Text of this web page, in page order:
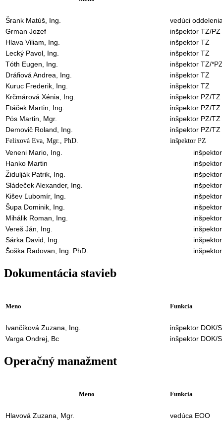
Šrank Matúš, Ing. vedúci
Grman Jozef
inšpektor TZ/PZ
Hlava Viliam, Ing.
inšpektor TZ
Lecký Pavol, Ing.
inšpektor TZ
Tóth Eugen, Ing.
inšpektor TZ/
Dráfiová Andrea, Ing.
inšpektor TZ
Kuruc Frederik, Ing.
inšpektor TZ
Krčmárová Xénia, Ing.
inšpektor PZ/TZ
Ftáček Martin, Ing.
inšpektor PZ/TZ
Pös Martin, Mgr.
inšpektor PZ/TZ
Demovič Roland, Ing.
inšpektor PZ/TZ
Felixová Eva, Mgr., PhD. inšpektor PZ
Veneni Mario, Ing.
Hanko Martin
Židulják Patrik, Ing.
Sládeček Alexander, Ing.
Kišev Ľubomír, Ing.
Šupa Dominik, Ing.
Mihálik Roman, Ing.
Vereš Ján, Ing.
Sárka David, Ing.
Šoška Radovan, Ing. PhD.
Dokumentácia stavieb
Meno Funkcia
Ivančíková Zuzana, Ing. inšpektor DOK/
Varga Ondrej, Bc
inšpektor DOK/
Operačný manažment
Meno Funkcia
Hlavová Zuzana, Mgr. vedúca EOO